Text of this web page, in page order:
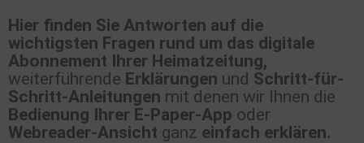
Hier finden Sie Antworten auf die
wichtigsten Fragen rund um das digitale
Abonnement Ihrer Heimatzeitung,
weiterführende Erklärungen und Schritt-für-
Schritt-Anleitungen mit denen wir Ihnen die
Bedienung Ihrer E-Paper-App oder
Webreader-Ansicht ganz einfach erklären.